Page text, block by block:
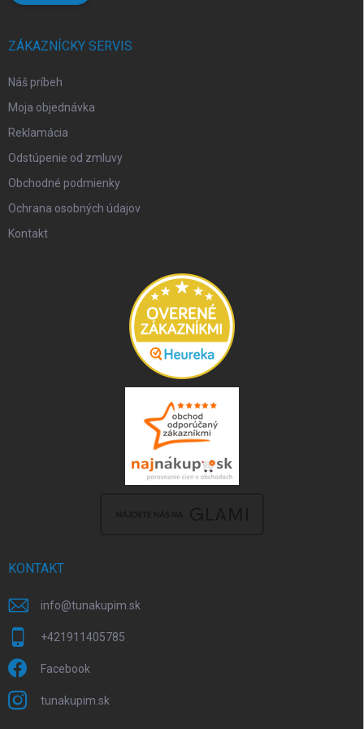
ZÁKAZNÍCKY SERVIS
Náš príbeh
Moja objednávka
Reklamácia
Odstúpenie od zmluvy
Obchodné podmienky
Ochrana osobných údajov
Kontakt
KONTAKT
info@tunakupim.sk
+421911405785
Facebook
tunakupim.sk